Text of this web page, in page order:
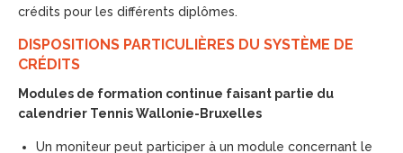
crédits pour les différents diplômes.
DISPOSITIONS PARTICULIÈRES DU SYSTÈME DE
CRÉDITS
Modules de formation continue faisant partie du
calendrier Tennis Wallonie-Bruxelles​
Un moniteur peut participer à un module concernant le